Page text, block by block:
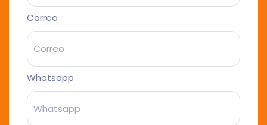
Correo
Whatsapp